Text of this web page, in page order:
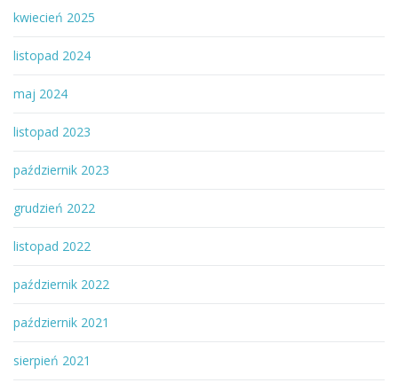
kwiecień 2025
listopad 2024
maj 2024
listopad 2023
październik 2023
grudzień 2022
listopad 2022
październik 2022
październik 2021
sierpień 2021